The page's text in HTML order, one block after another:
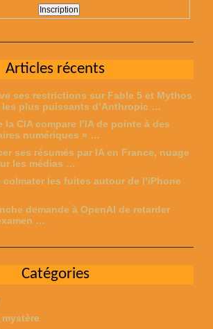
Articles récents
ses restrictions sur Fable 5 et Mythos
les plus puissants d’Anthropic …
la CIA compare l’IA de pointe à des
numériques » …
ses résumés par IA en France, nuage
les médias …
les fuites autour de l’iPhone
demande à OpenAI de retarder
…
Catégories